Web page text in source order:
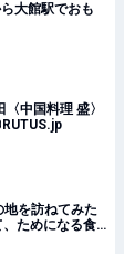
大館駅でおも
中国料理 盛〉
を訪ねてみた
ためになる食